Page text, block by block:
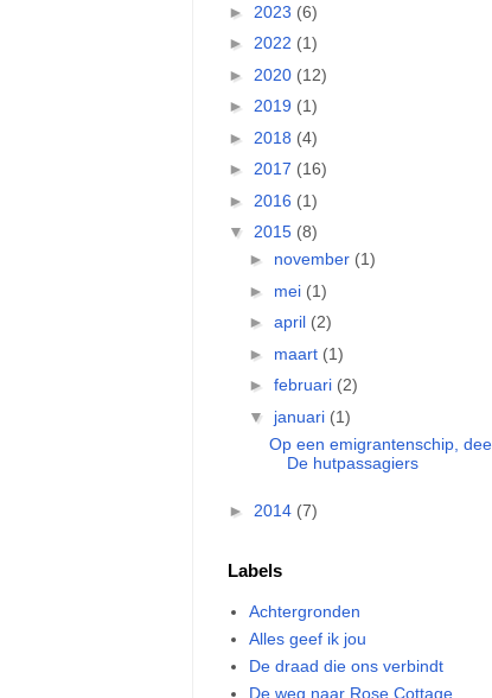
► 2023 (6)
► 2022 (1)
► 2020 (12)
► 2019 (1)
► 2018 (4)
► 2017 (16)
► 2016 (1)
▼ 2015 (8)
► november (1)
► mei (1)
► april (2)
► maart (1)
► februari (2)
▼ januari (1)
Op een emigrantenschip,
De hutpassagiers
► 2014 (7)
Labels
Achtergronden
Alles geef ik jou
De draad die ons verbindt
De weg naar Rose Cottage